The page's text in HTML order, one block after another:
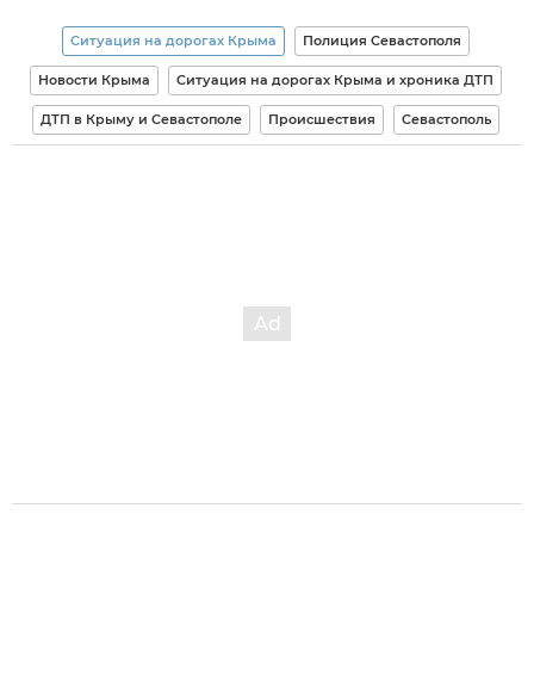
Ситуация на дорогах Крыма Полиция Севастополя
Новости Крыма Ситуация на дорогах Крыма и хроника ДТП
ДТП в Крыму и Севастополе Происшествия Севастополь